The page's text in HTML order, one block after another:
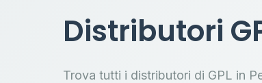
Distributori
Trova tutti i distributori di GPL in